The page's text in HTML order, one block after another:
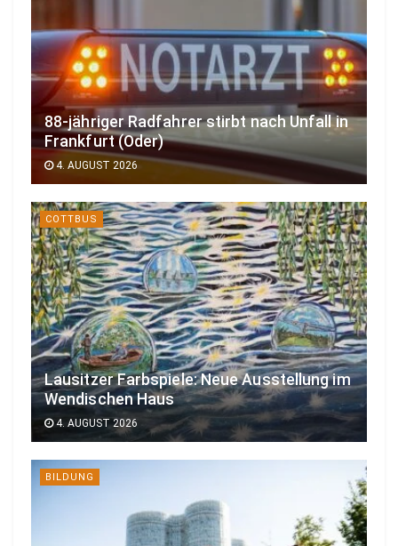
88-jähriger Radfahrer stirbt nach Unfall in
Frankfurt (Oder)
4. AUGUST 2026
COTTBUS
Lausitzer Farbspiele: Neue Ausstellung im
Wendischen Haus
4. AUGUST 2026
BILDUNG